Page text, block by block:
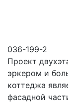
036-199-2
Проект
эркером и
коттеджа
фасадной